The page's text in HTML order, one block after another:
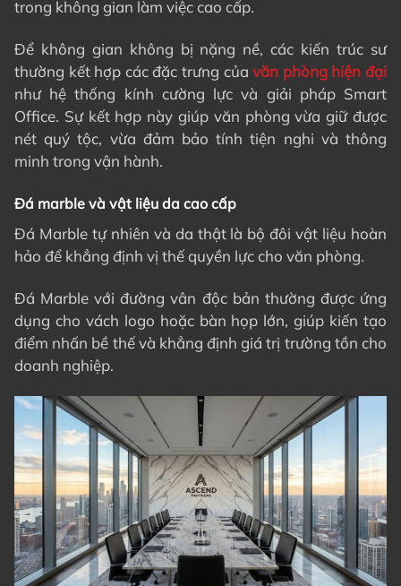
trong không gian làm việc cao cấp.
Để không gian không bị nặng nề, các kiến trúc sư
thường kết hợp các đặc trưng củavăn phòng hiện đại
như hệ thống kính cường lực và giải pháp Smart
Office. Sự kết hợp này giúp văn phòng vừa giữ được
nét quý tộc, vừa đảm bảo tính tiện nghi và thông
minh trong vận hành.
Đá marble và vật liệu da cao cấp
Đá Marble tự nhiên và da thật là bộ đôi vật liệu hoàn
hảo để khẳng định vị thế quyền lực cho văn phòng.
Đá Marble với đường vân độc bản thường được ứng
dụng cho vách logo hoặc bàn họp lớn, giúp kiến tạo
điểm nhấn bề thế và khẳng định giá trị trường tồn cho
doanh nghiệp.